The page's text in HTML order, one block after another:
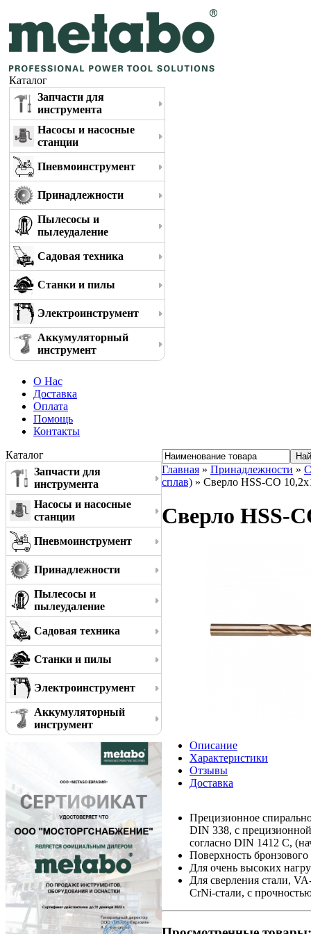
Каталог
Запчасти для
инструмента
Насосы и насосные
станции
Пневмоинструмент
Принадлежности
Пылесосы и
пылеудаление
Садовая техника
Станки и пилы
Электроинструмент
Аккумуляторный
инструмент
О Нас
Доставка
Оплата
Помощь
Контакты
Каталог
Запчасти для
инструмента
Насосы и насосные
станции
Пневмоинструмент
Принадлежности
Пылесосы и
пылеудаление
Садовая техника
Станки и пилы
Электроинструмент
Аккумуляторный
инструмент
Главная » Принадлежности »
сплав) » Сверло HSS-CO
Сверло HSS-
Описание
Характеристики
Отзывы
Доставка
Прецизионное
DIN 338, с
согласно DIN 1412 C,
Поверхность бронзового
Для очень высоких
Для сверления стали,
CrNi-стали, с